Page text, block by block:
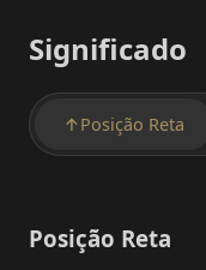
Significado
↑ Posição Reta
Posição Reta